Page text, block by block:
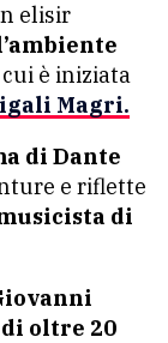
elisir
è iniziata
Magri.
di Dante
e riflette
di
oltre 20